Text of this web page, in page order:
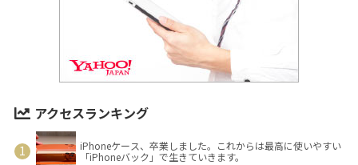
アクセスランキング
iPhoneケース、卒業しました。これからは最高に使いやすい
「iPhoneバック」で生きていきます。